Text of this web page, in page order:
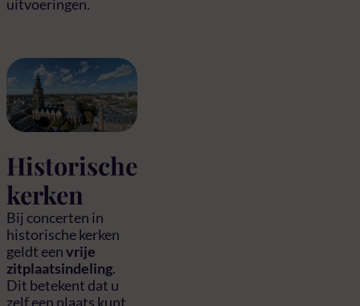
uitvoeringen.
Historische
kerken
Bij concerten in
historische kerken
geldt eenvrije
zitplaatsindeling.
Dit betekent dat u
zelf een plaats kunt